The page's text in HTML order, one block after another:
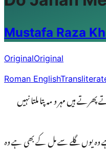
Mustafa Raza
OriginalOriginal
Roman English
ہیں مہر و مہ پتا ملتا نہیں
یوں گلے سے مل کے بھی ہے وہ